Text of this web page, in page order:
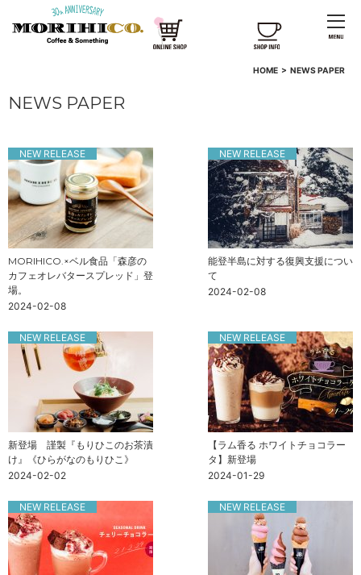
HOME> NEWS PAPER
NEWS PAPER
NEW RELEASE
MORIHICO.×ベル食品「森彦の
カフェオレバタースプレッド」登
場。
2024-02-08
NEW RELEASE
能登半島に対する復興支援につい
て
2024-02-08
NEW RELEASE
新登場 謹製『もりひこのお茶漬
け』《ひらがなのもりひこ》
2024-02-02
NEW RELEASE
【ラム香る ホワイトチョコラー
タ】新登場
2024-01-29
NEW RELEASE NEW RELEASE